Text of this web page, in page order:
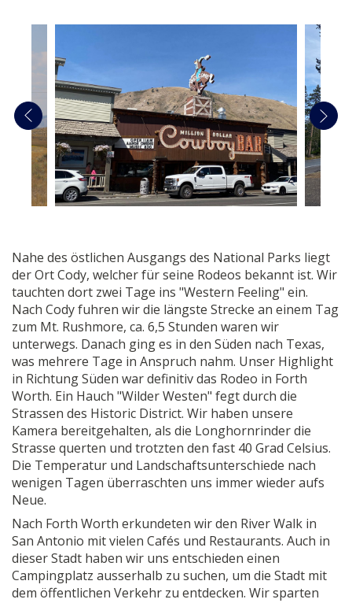
Nahe des östlichen Ausgangs des National Parks liegt
der Ort Cody, welcher für seine Rodeos bekannt ist. Wir
tauchten dort zwei Tage ins "Western Feeling" ein.
Nach Cody fuhren wir die längste Strecke an einem Tag
zum Mt. Rushmore, ca. 6,5 Stunden waren wir
unterwegs. Danach ging es in den Süden nach Texas,
was mehrere Tage in Anspruch nahm. Unser Highlight
in Richtung Süden war definitiv das Rodeo in Forth
Worth. Ein Hauch "Wilder Westen" fegt durch die
Strassen des Historic District. Wir haben unsere
Kamera bereitgehalten, als die Longhornrinder die
Strasse querten und trotzten den fast 40 Grad Celsius.
Die Temperatur und Landschaftsunterschiede nach
wenigen Tagen überraschten uns immer wieder aufs
Neue.
Nach Forth Worth erkundeten wir den River Walk in
San Antonio mit vielen Cafés und Restaurants. Auch in
dieser Stadt haben wir uns entschieden einen
Campingplatz ausserhalb zu suchen, um die Stadt mit
dem öffentlichen Verkehr zu entdecken. Wir sparten